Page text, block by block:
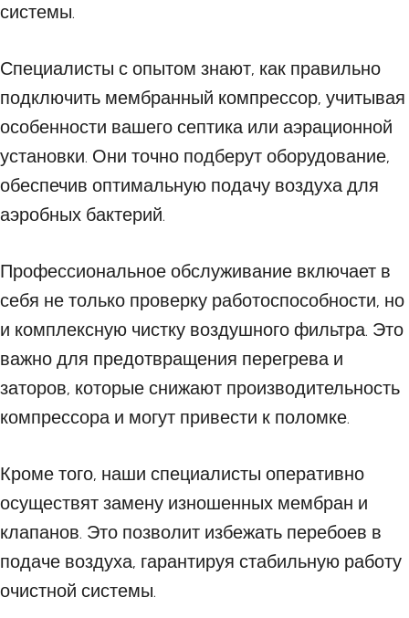
системы.
Специалисты с опытом знают, как правильно
подключить мембранный компрессор, учитывая
особенности вашего септика или аэрационной
установки. Они точно подберут оборудование,
обеспечив оптимальную подачу воздуха для
аэробных бактерий.
Профессиональное обслуживание включает в
себя не только проверку работоспособности, но
и комплексную чистку воздушного фильтра. Это
важно для предотвращения перегрева и
заторов, которые снижают производительность
компрессора и могут привести к поломке.
Кроме того, наши специалисты оперативно
осуществят замену изношенных мембран и
клапанов. Это позволит избежать перебоев в
подаче воздуха, гарантируя стабильную работу
очистной системы.